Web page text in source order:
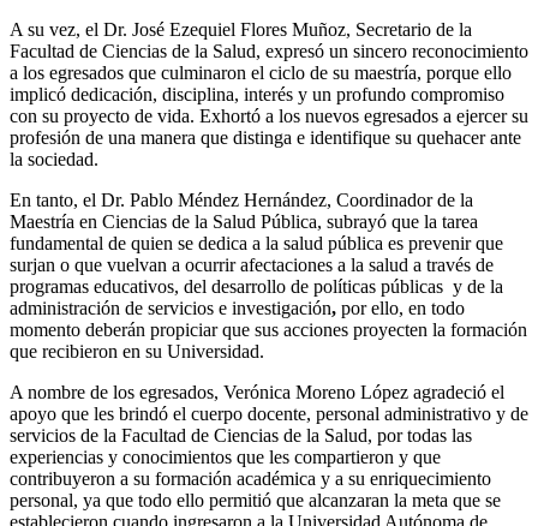
A su vez, el Dr. José Ezequiel Flores Muñoz, Secretario de la
Facultad de Ciencias de la Salud, expresó un sincero reconocimiento
a los egresados que culminaron el ciclo de su maestría, porque ello
implicó dedicación, disciplina, interés y un profundo compromiso
con su proyecto de vida. Exhortó a los nuevos egresados a ejercer su
profesión de una manera que distinga e identifique su quehacer ante
la sociedad.
En tanto, el Dr. Pablo Méndez Hernández, Coordinador de la
Maestría en Ciencias de la Salud Pública, subrayó que la tarea
fundamental de quien se dedica a la salud pública es prevenir que
surjan o que vuelvan a ocurrir afectaciones a la salud a través de
programas educativos, del desarrollo de políticas públicas y de la
administración de servicios e investigación, por ello, en todo
momento deberán propiciar que sus acciones proyecten la formación
que recibieron en su Universidad.
A nombre de los egresados, Verónica Moreno López agradeció el
apoyo que les brindó el cuerpo docente, personal administrativo y de
servicios de la Facultad de Ciencias de la Salud, por todas las
experiencias y conocimientos que les compartieron y que
contribuyeron a su formación académica y a su enriquecimiento
personal, ya que todo ello permitió que alcanzaran la meta que se
establecieron cuando ingresaron a la Universidad Autónoma de